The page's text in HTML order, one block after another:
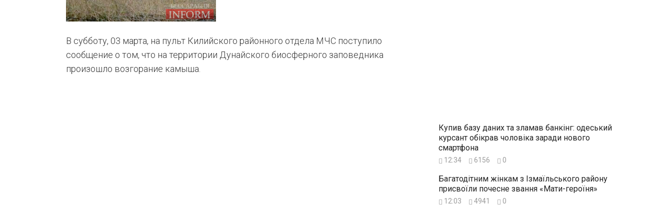
В субботу, 03 марта, на пульт Килийского районного отдела МЧС поступило
сообщение о том, что на территории Дунайского биосферного заповедника
произошло возгорание камыша.
Купив базу даних та зламав банкінг: одеський
курсант обікрав чоловіка заради нового
смартфона
12:34 6156 0
Багатодітним жінкам з Ізмаїльського району
присвоїли почесне звання «Мати-героїня»
12:03 4941 0